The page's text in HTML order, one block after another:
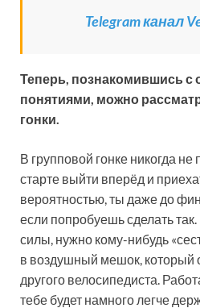
Telegram канал
Теперь, познакомившись
понятиями, можно
гонки.
В групповой гонке никогда не
старте выйти вперёд и
вероятностью, ты даже до
если попробуешь сделать
силы, нужно кому-нибудь
в воздушный мешок, который
другого велосипедиста.
тебе будет намного легче